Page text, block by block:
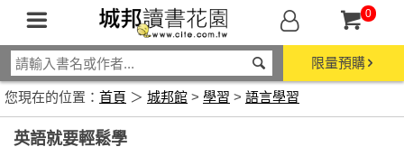
0
限量預購
您現在的位置： 首頁 ＞ 城邦館 > 學習 > 語言學習
英語就要輕鬆學